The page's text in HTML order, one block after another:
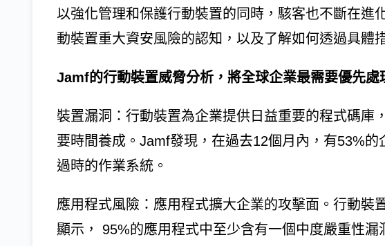
以強化管理和保護行動裝置的同時，駭客也不斷在進
動裝置重大資安風險的認知，以及了解如何透過具體
Jamf的行動裝置威脅分析，將全球企業最需要優先處
裝置漏洞：行動裝置為企業提供日益重要的程式碼庫
要時間養成。Jamf發現，在過去12個月內，有53%
過時的作業系統。
應用程式風險：應用程式擴大企業的攻擊面。行動裝
顯示， 95%的應用程式中至少含有一個中度嚴重性漏